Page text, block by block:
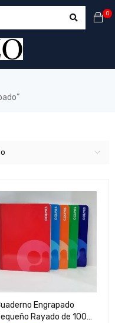
0
Engrapado
Rayado de 100